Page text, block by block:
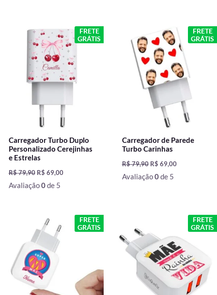
FRETE
GRÁTIS
Carregador Turbo Duplo
Personalizado Cerejinhas
e Estrelas
R$79,90
O
preço
original
era:
R$ 79,90.
R$ 69,00
O
preço
atual
é:
R$ 69,00.
Avaliação0de 5
FRETE
GRÁTIS
Carregador de Parede
Turbo Carinhas
R$79,90
preço
original
era:
R$ 79,90.
R$ 69,00
O
preço
atual
é:
R$ 69,00.
Avaliação0de 5
FRETE
GRÁTIS
preço
original
era:
R$ 79,90.
preço
FRETE
GRÁTIS
original
era:
R$ 79,90.
preço
atual
R$ 69,00.